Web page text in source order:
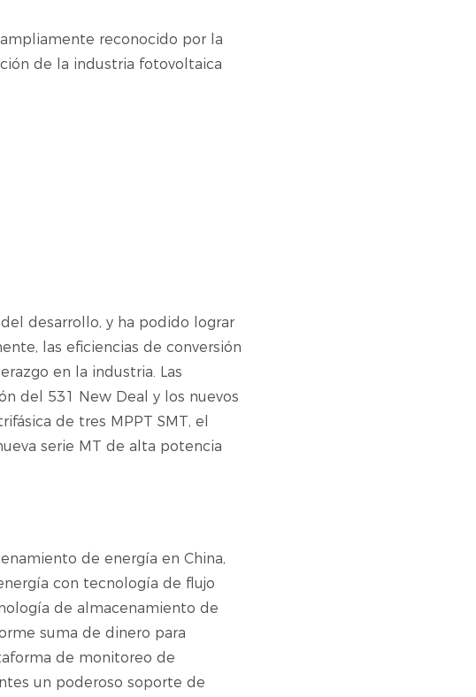
reconocido por la
de la industria fotovoltaica
desarrollo, y ha podido lograr
las eficiencias de conversión
en la industria. Las
del 531 New Deal y los nuevos
de tres MPPT SMT, el
serie MT de alta potencia
de energía en China,
con tecnología de flujo
de almacenamiento de
suma de dinero para
de monitoreo de
un poderoso soporte de